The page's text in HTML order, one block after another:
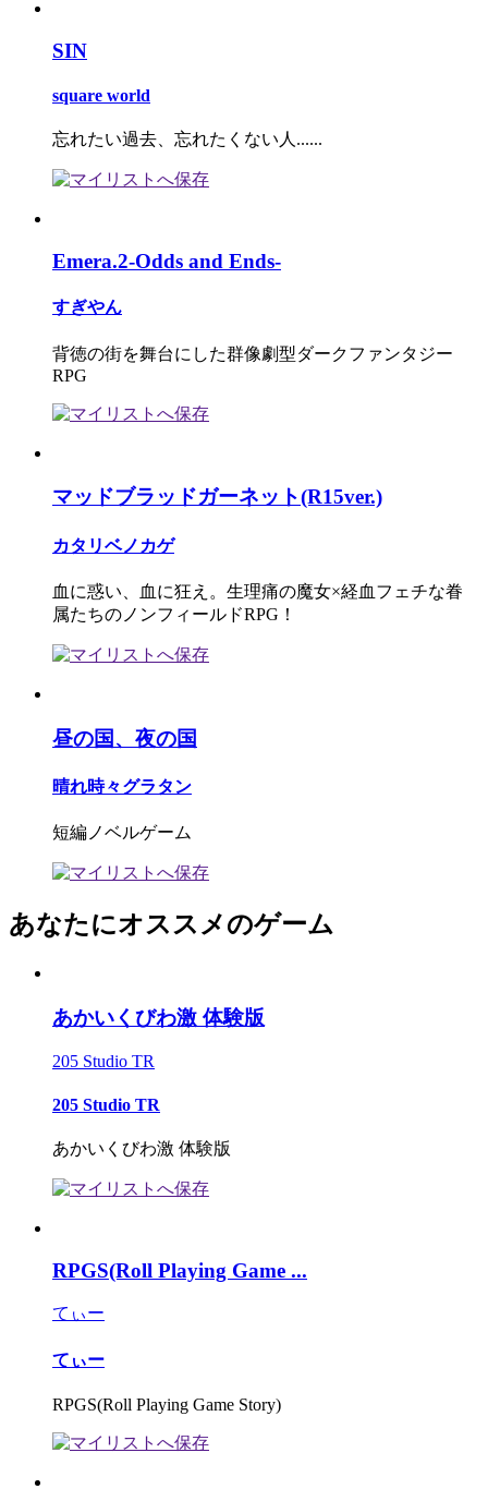
SIN
square world
忘れたい過去、忘れたくない人......
Emera.2-Odds and Ends-
すぎやん
背徳の街を舞台にした群像劇型ダークファンタジー
RPG
マッドブラッドガーネット(R15ver.)
カタリベノカゲ
血に惑い、血に狂え。生理痛の魔女×経血フェチな眷
属たちのノンフィールドRPG！
昼の国、夜の国
晴れ時々グラタン
短編ノベルゲーム
あなたにオススメのゲーム
あかいくびわ激 体験版
205 Studio TR
205 Studio TR
あかいくびわ激 体験版
RPGS(Roll Playing Game ...
てぃー
てぃー
RPGS(Roll Playing Game Story)